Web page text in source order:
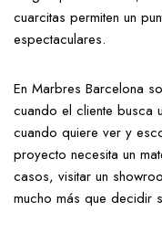
cuarcitas permiten un
espectaculares.
En Marbres Barcelona
cuando el cliente busca
cuando quiere ver y
proyecto necesita un
casos, visitar un
mucho más que decidir